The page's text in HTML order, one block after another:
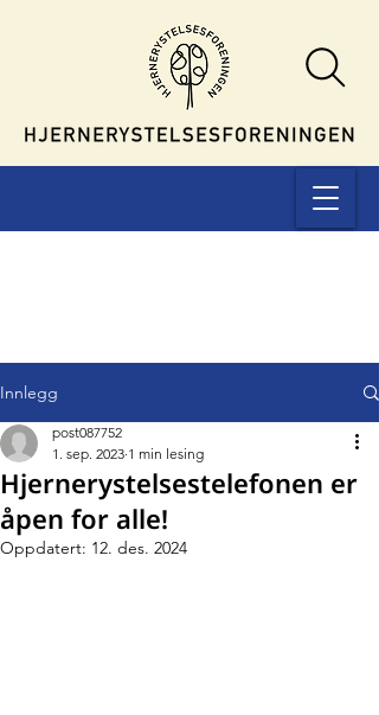
Innlegg
Hjernerystelsestelefonen er
åpen for alle!
post087752
1. sep. 2023 1 min lesing
Oppdatert: 12. des. 2024